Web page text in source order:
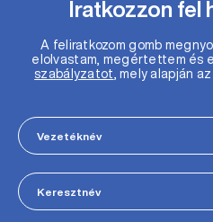
Iratkozzon fel
A feliratkozom gomb
elolvastam, megértettem és
szabályzatot , mely alapján